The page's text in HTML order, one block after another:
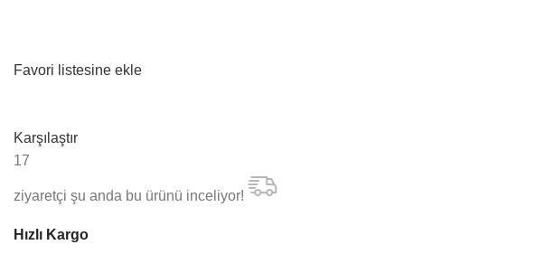
Favori listesine ekle
Karşılaştır
17
ziyaretçi şu anda bu ürünü inceliyor!
Hızlı Kargo